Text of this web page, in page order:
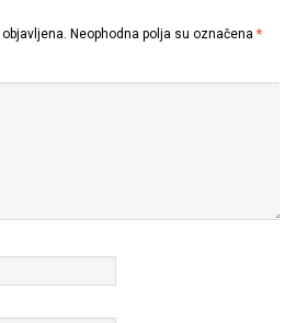
Neophodna polja su označena *